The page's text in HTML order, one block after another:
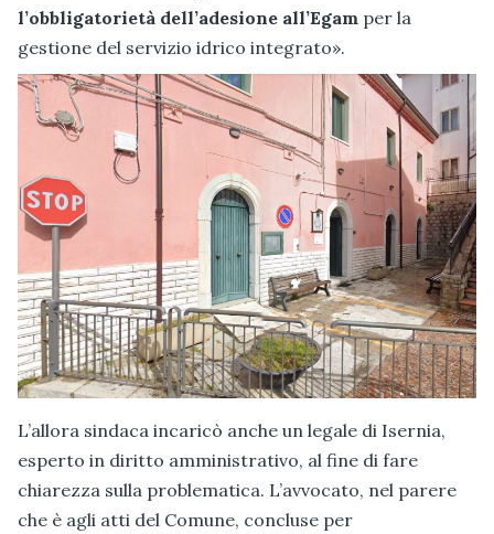
l’obbligatorietà dell’adesione all’Egam per la
gestione del servizio idrico integrato».
L’allora sindaca incaricò anche un legale di Isernia,
esperto in diritto amministrativo, al fine di fare
chiarezza sulla problematica. L’avvocato, nel parere
che è agli atti del Comune, concluse per